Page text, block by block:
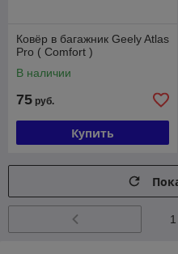
Ковёр в багажник Geely Atlas
Pro ( Comfort )
В наличии
75 руб.
Купить
1